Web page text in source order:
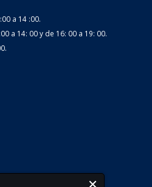
a 14 :00.
a 14: 00 y de 16: 00 a 19: 00.